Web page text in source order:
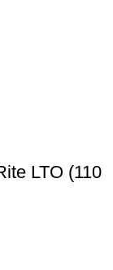
LTO (110